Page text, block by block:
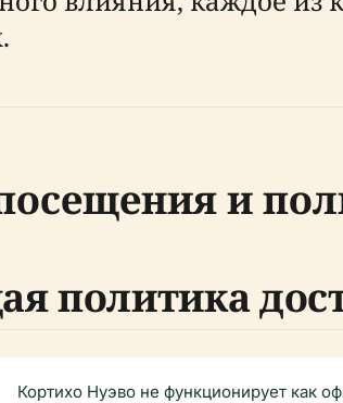
и
политика
Кортихо Нуэво не функционирует как